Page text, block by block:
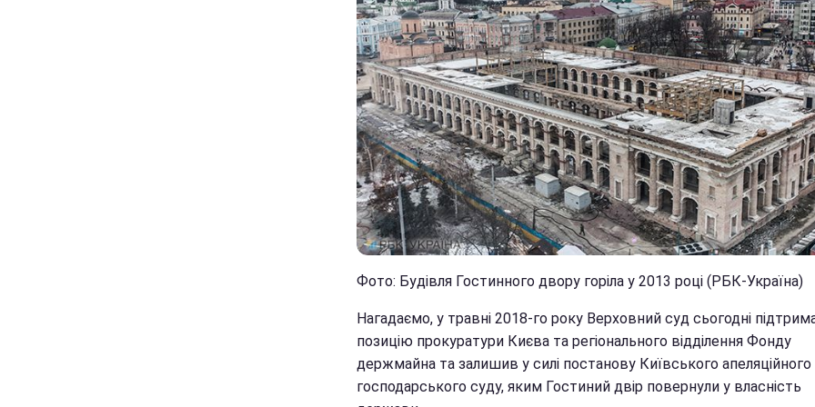
Фото: Будівля Гостинного двору горіла у 2013 році (РБК-Україна)
Нагадаємо, у травні 2018-го року Верховний суд сьогодні
позицію прокуратури Києва та регіонального відділення Фонду
держмайна та залишив у силі постанову Київського апеляційного
господарського суду, яким Гостиний двір повернули у власність